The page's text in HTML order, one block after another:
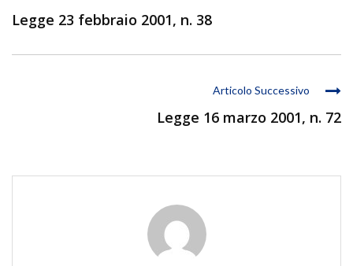
Legge 23 febbraio 2001, n. 38
Articolo Successivo
Legge 16 marzo 2001, n. 72